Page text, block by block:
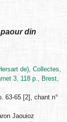
din
de), Collectes,
3, 118 p., Brest,
63-65 [2], chant n°
Jaouioz